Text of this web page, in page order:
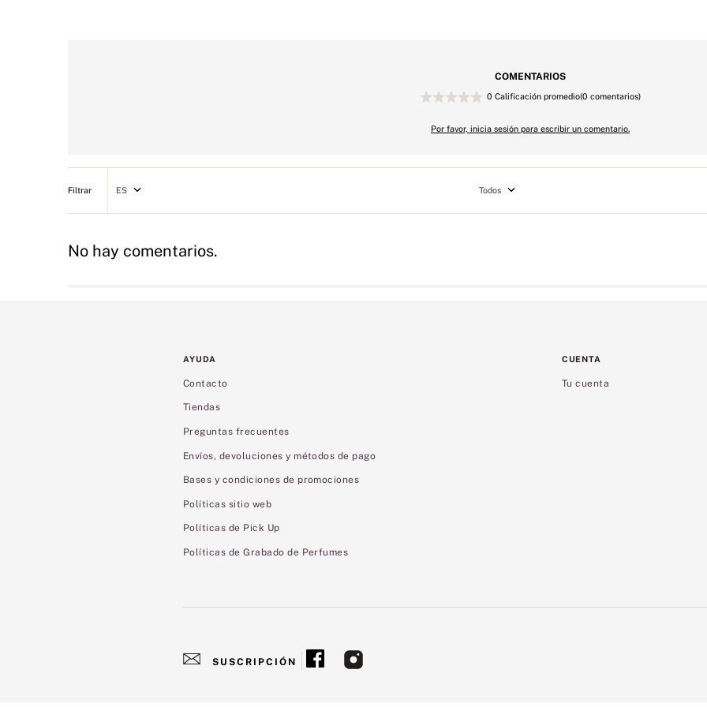
COMENTARIOS
0 Calificación promedio(0 comentarios)
Por favor, inicia sesión para escribir un comentario.
Todos
ES
No hay comentarios.
AYUDA
Contacto
Tiendas
Preguntas frecuentes
Envíos, devoluciones y métodos de pago
Bases y condiciones de promociones
Políticas sitio web
Políticas de Pick Up
Políticas de Grabado de Perfumes
CUENTA
Tu cuenta
SUSCRIPCIÓN